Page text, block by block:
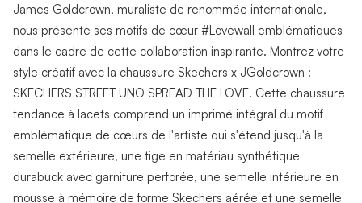
James Goldcrown, muraliste de renommée internationale,
nous présente ses motifs de cœur #Lovewall emblématiques
dans le cadre de cette collaboration inspirante. Montrez votre
style créatif avec la chaussure Skechers x JGoldcrown :
SKECHERS STREET UNO SPREAD THE LOVE. Cette chaussure
tendance à lacets comprend un imprimé intégral du motif
emblématique de cœurs de l'artiste qui s'étend jusqu'à la
semelle extérieure, une tige en matériau synthétique
durabuck avec garniture perforée, une semelle intérieure en
mousse à mémoire de forme Skechers aérée et une semelle